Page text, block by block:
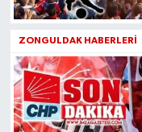
ZONGULDAK HABERLERI